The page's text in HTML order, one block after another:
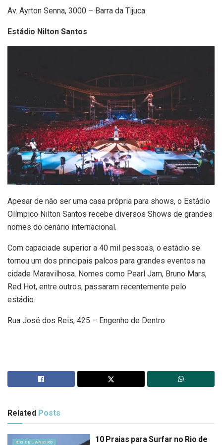
Av. Ayrton Senna, 3000 – Barra da Tijuca
Estádio Nilton Santos
Apesar de não ser uma casa própria para shows, o Estádio
Olímpico Nilton Santos recebe diversos Shows de grandes
nomes do cenário internacional.
Com capaciade superior a 40 mil pessoas, o estádio se
tornou um dos principais palcos para grandes eventos na
cidade Maravilhosa. Nomes como Pearl Jam, Bruno Mars,
Red Hot, entre outros, passaram recentemente pelo
estádio.
Rua José dos Reis, 425 – Engenho de Dentro
Related Posts
RIO DE JANEIRO
10 Praias para Surfar no Rio de